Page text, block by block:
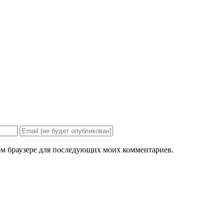
браузере для последующих моих комментариев.